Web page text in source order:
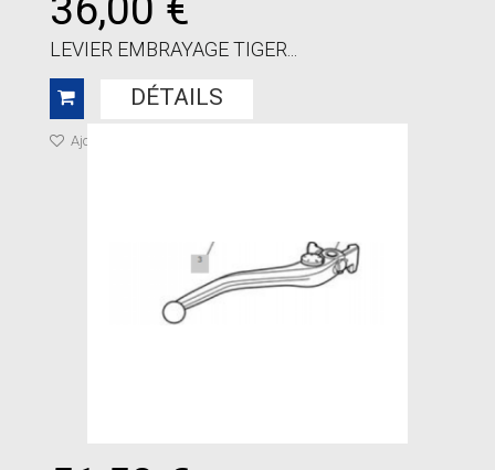
36,00 €
LEVIER EMBRAYAGE TIGER...
DÉTAILS
Ajouter à ma liste de cadeaux